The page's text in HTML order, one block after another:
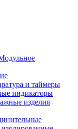
и таймеры
индикаторы
изделия